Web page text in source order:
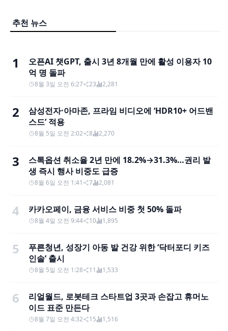
추천 뉴스
1
오픈AI 챗GPT, 출시 3년 8개월 만에 활성 이용자 10
억 명 돌파
8월 3일 오전 6:27 23 2,281
2
삼성전자·아마존, 프라임 비디오에 ‘HDR10+ 어드밴
스드’ 적용
8월 5일 오전 2:02 8 2,270
3
스톡옵션 취소율 2년 만에 18.2%→31.3%…권리 발
생 즉시 행사 비중도 급증
8월 6일 오전 1:41 7 2,081
4 카카오페이, 금융 서비스 비중 첫 50% 돌파
8월 4일 오전 9:44 10 1,895
5
푸른청년, 성장기 아동 발 건강 위한 ‘닥터포디 키즈
인솔’ 출시
8월 5일 오전 1:28 11 1,533
6
리얼월드, 로봇테크 스타트업 3곳과 손잡고 휴머노
이드 표준 만든다
8월 7일 오전 4:32 15 1,516